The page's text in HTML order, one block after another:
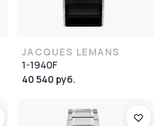
JACQUES LEMANS
1-1940F
40 540 руб.